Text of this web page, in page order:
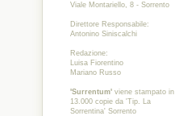
Viale Montariello, 8 - Sorrento
Direttore Responsabile:
Antonino Siniscalchi
Redazione:
Luisa Fiorentino
Mariano Russo
'Surrentum'viene stampato in
13.000 copie da 'Tip. La
Sorrentina' Sorrento